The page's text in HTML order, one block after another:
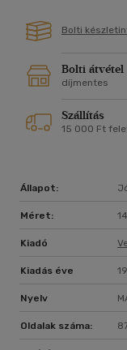
Bolti
Bolti átvétel
díjmentes
Szállítás
15 000 Ft
Állapot:
Méret:
Kiadó
Kiadás éve
Nyelv
Oldalak száma: